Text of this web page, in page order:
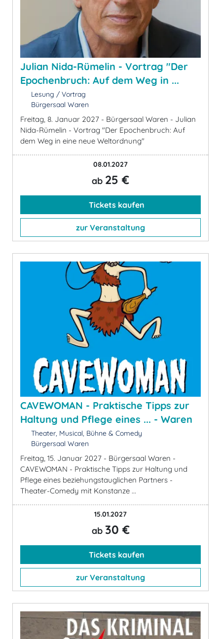
Julian Nida-Rümelin - Vortrag "Der
Epochenbruch: Auf dem Weg in ...
Lesung / Vortrag
Bürgersaal Waren
Freitag, 8. Januar 2027 - Bürgersaal Waren - Julian
Nida-Rümelin - Vortrag "Der Epochenbruch: Auf
dem Weg in eine neue Weltordnung"
08.01.2027
ab 25 €
Tickets kaufen
zur Veranstaltung
CAVEWOMAN - Praktische Tipps zur
Haltung und Pflege eines ... - Waren
Theater, Musical, Bühne & Comedy
Bürgersaal Waren
Freitag, 15. Januar 2027 - Bürgersaal Waren -
CAVEWOMAN - Praktische Tipps zur Haltung und
Pflege eines beziehungstauglichen Partners -
Theater-Comedy mit Konstanze ...
15.01.2027
ab 30 €
Tickets kaufen
zur Veranstaltung